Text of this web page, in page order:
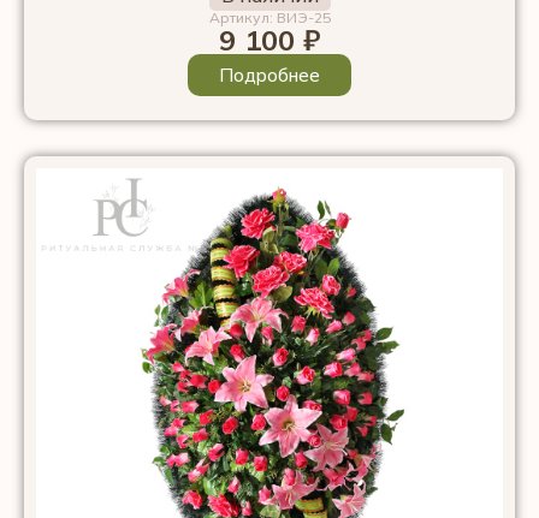
Артикул: ВИЭ-25
9 100 ₽
Подробнее